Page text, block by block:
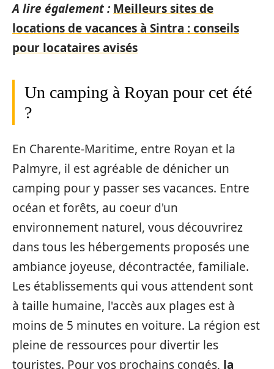
A lire également : Meilleurs sites de
locations de vacances à Sintra : conseils
pour locataires avisés
Un camping à Royan pour cet été
?
En Charente-Maritime, entre Royan et la
Palmyre, il est agréable de dénicher un
camping pour y passer ses vacances. Entre
océan et forêts, au coeur d'un
environnement naturel, vous découvrirez
dans tous les hébergements proposés une
ambiance joyeuse, décontractée, familiale.
Les établissements qui vous attendent sont
à taille humaine, l'accès aux plages est à
moins de 5 minutes en voiture. La région est
pleine de ressources pour divertir les
touristes. Pour vos prochains congés, la